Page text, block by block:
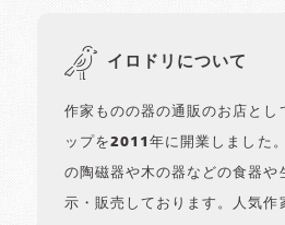
イロドリについて
作家ものの器の通販のお店とし
ップを2011年に開業しました
の陶磁器や木の器などの食器や
示・販売しております。人気作